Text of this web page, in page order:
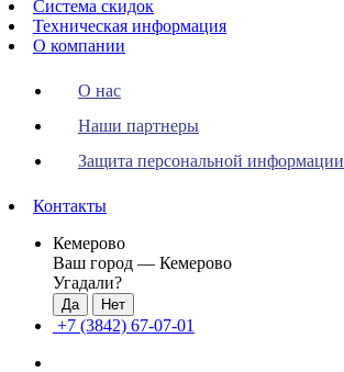
Система скидок
Техническая информация
О компании
О нас
Наши партнеры
Защита персональной информации
Контакты
Кемерово
Ваш город — Кемерово
Угадали?
+7 (3842) 67-07-01